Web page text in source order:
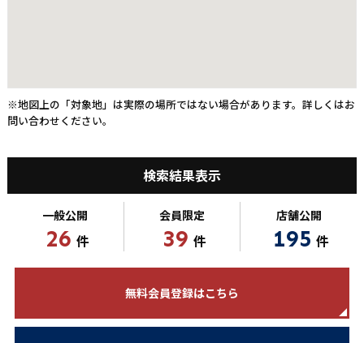
※地図上の「対象地」は実際の場所ではない場合があります。詳しくはお
問い合わせください。
検索結果表示
一般公開
26 件
会員限定
39 件
店舗公開
195 件
無料会員登録はこちら